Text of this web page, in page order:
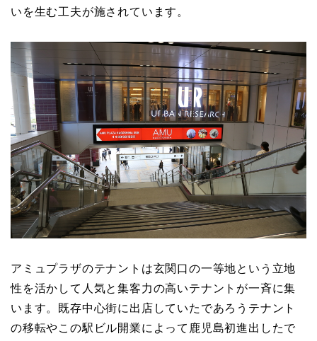
いを生む工夫が施されています。
アミュプラザのテナントは玄関口の一等地という立地
性を活かして人気と集客力の高いテナントが一斉に集
います。既存中心街に出店していたであろうテナント
の移転やこの駅ビル開業によって鹿児島初進出したで